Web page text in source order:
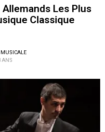
Les Plus
Classique
ANS